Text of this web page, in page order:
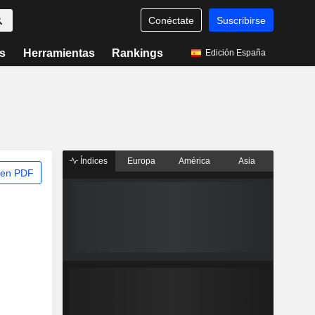
Conéctate Suscribirse
Herramientas Rankings Edición España
PDF
Índices Europa América Asia